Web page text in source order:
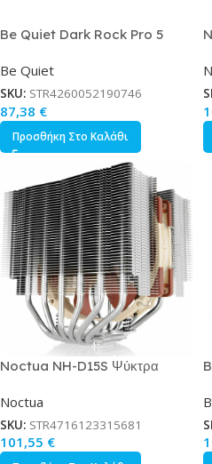
Be Quiet Dark Rock Pro 5
Ανεμιστήρα για Socket
AM4/AM5/1200/115x/1700
Be Quiet
SKU: STR4260052190746
87,38 €
Προσθήκη Στο Καλάθι
Noctua NH-D15S Ψύκτρα
115x/AM3/AM3 Ασημί
Noctua
SKU: STR4716123315681
101,55 €